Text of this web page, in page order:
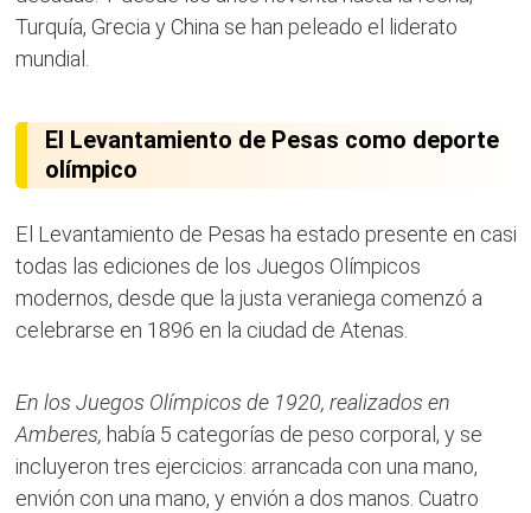
Turquía, Grecia y China se han peleado el liderato
mundial.
El Levantamiento de Pesas como deporte
olímpico
El Levantamiento de Pesas ha estado presente en casi
todas las ediciones de los Juegos Olímpicos
modernos, desde que la justa veraniega comenzó a
celebrarse en 1896 en la ciudad de Atenas.
En los Juegos Olímpicos de 1920, realizados en
Amberes, había 5 categorías de peso corporal, y se
incluyeron tres ejercicios: arrancada con una mano,
envión con una mano, y envión a dos manos. Cuatro